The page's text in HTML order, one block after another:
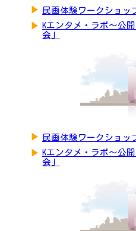
▶ 民画体験ワークショッ
▶ Kエンタメ・ラボ～公
会」
▶ 民画体験ワークショッ
▶ Kエンタメ・ラボ～公
会」